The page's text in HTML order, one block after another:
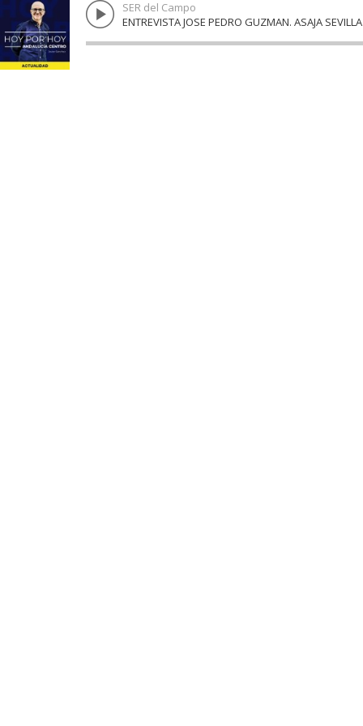
SER del Campo
ENTREVISTA JOSE PEDRO GUZMAN. ASAJA SEVILLA